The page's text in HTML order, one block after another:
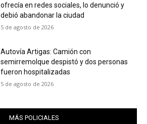
ofrecía en redes sociales, lo denunció y
debió abandonar la ciudad
5 de agosto de 2026
Autovía Artigas: Camión con
semirremolque despistó y dos personas
fueron hospitalizadas
5 de agosto de 2026
MÁS POLICIALES